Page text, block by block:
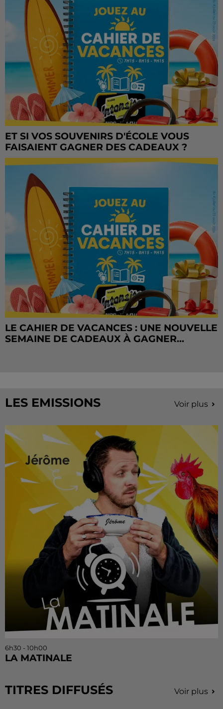
ET SI VOS SOUVENIRS D'ÉCOLE VOUS
FAISAIENT GAGNER DES CADEAUX ?
LE CAHIER DE VACANCES : UNE NOUVELLE
SEMAINE DE CADEAUX À GAGNER...
LES EMISSIONS Voir plus
6h30 - 10h00
LA MATINALE
TITRES DIFFUSÉS Voir plus